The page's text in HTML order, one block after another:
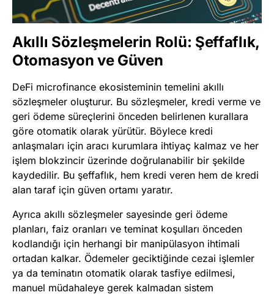
Akıllı Sözleşmelerin Rolü: Şeffaflık,
Otomasyon ve Güven
DeFi microfinance ekosisteminin temelini akıllı
sözleşmeler oluşturur. Bu sözleşmeler, kredi verme ve
geri ödeme süreçlerini önceden belirlenen kurallara
göre otomatik olarak yürütür. Böylece kredi
anlaşmaları için aracı kurumlara ihtiyaç kalmaz ve her
işlem blokzincir üzerinde doğrulanabilir bir şekilde
kaydedilir. Bu şeffaflık, hem kredi veren hem de kredi
alan taraf için güven ortamı yaratır.
Ayrıca akıllı sözleşmeler sayesinde geri ödeme
planları, faiz oranları ve teminat koşulları önceden
kodlandığı için herhangi bir manipülasyon ihtimali
ortadan kalkar. Ödemeler geciktiğinde cezai işlemler
ya da teminatın otomatik olarak tasfiye edilmesi,
manuel müdahaleye gerek kalmadan sistem